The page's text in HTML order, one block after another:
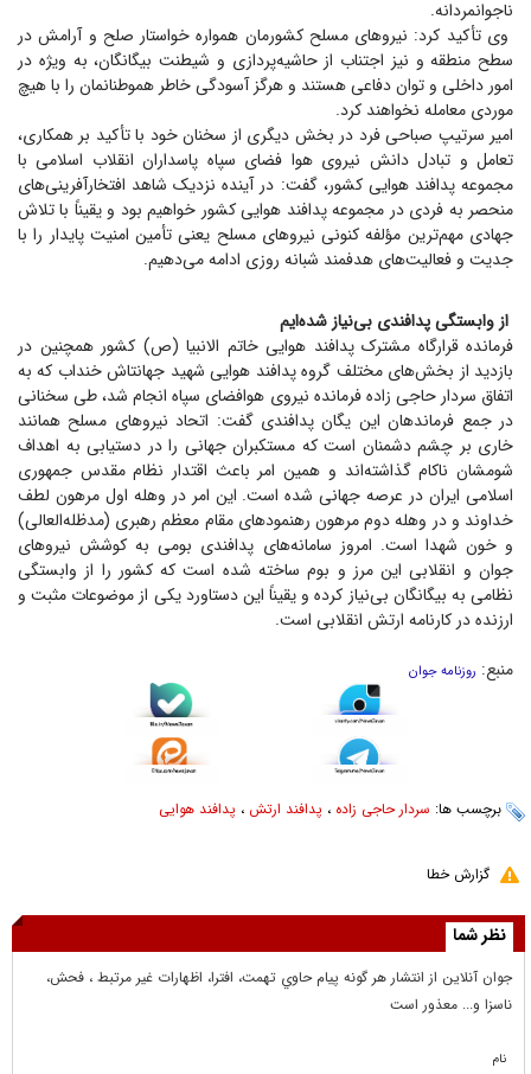
ناجوانمردانه.
وی تأکید کرد: نیرو‌های مسلح کشورمان همواره خواستار صلح و آرامش در
سطح منطقه و نیز اجتناب از حاشیه‌پردازی و شیطنت بیگانگان، به ویژه در
امور داخلی و توان دفاعی هستند و هرگز آسودگی خاطر هموطنانمان را با هیچ
موردی معامله نخواهند کرد.
امیر سرتیپ صباحی فرد در بخش دیگری از سخنان خود با تأکید بر همکاری،
تعامل و تبادل دانش نیروی هوا فضای سپاه پاسداران انقلاب اسلامی با
مجموعه پدافند هوایی کشور، گفت: در آینده نزدیک شاهد افتخار‌آفرینی‌های
منحصر به فردی در مجموعه پدافند هوایی کشور خواهیم بود و یقیناً با تلاش
جهادی مهم‌ترین مؤلفه کنونی نیرو‌های مسلح یعنی تأمین امنیت پایدار را با
جدیت و فعالیت‌های هدفمند شبانه روزی ادامه می‌دهیم.
از وابستگی پدافندی بی‌نیاز شده‌ایم
فرمانده قرارگاه مشترک پدافند هوایی خاتم الانبیا (ص) کشور همچنین در
بازدید از بخش‌های مختلف گروه پدافند هوایی شهید جهانتاش خنداب که به
اتفاق سردار حاجی زاده فرمانده نیروی هوافضای سپاه انجام شد، طی سخنانی
در جمع فرماندهان این یگان پدافندی گفت: اتحاد نیرو‌های مسلح همانند
خاری بر چشم دشمنان است که مستکبران جهانی را در دستیابی به اهداف
شومشان ناکام گذاشته‌اند و همین امر باعث اقتدار نظام مقدس جمهوری
اسلامی ایران در عرصه جهانی شده است. این امر در وهله اول مرهون لطف
خداوند و در وهله دوم مرهون رهنمود‌های مقام معظم رهبری (مدظله‌العالی)
و خون شهدا است. امروز سامانه‌های پدافندی بومی به کوشش نیرو‌های
جوان و انقلابی این مرز و بوم ساخته شده است که کشور را از وابستگی
نظامی به بیگانگان بی‌نیاز کرده و یقیناً این دستاورد یکی از موضوعات مثبت و
ارزنده در کارنامه ارتش انقلابی است.
منبع: روزنامه جوان
برچسب ها: سردار حاجی زاده ، پدافند ارتش ، پدافند هوایی
گزارش خطا
نظر شما
جوان آنلاين از انتشار هر گونه پيام حاوي تهمت، افترا، اظهارات غير مرتبط ، فحش،
ناسزا و... معذور است
نام